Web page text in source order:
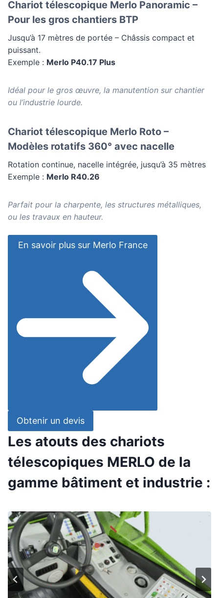
Chariot télescopique Merlo Panoramic –
Pour les gros chantiers BTP
Jusqu’à 17 mètres de portée – Châssis compact et
puissant.
Exemple : Merlo P40.17 Plus
Idéal pour le gros œuvre, la manutention sur chantier
ou l’industrie lourde.
Chariot télescopique Merlo Roto –
Modèles rotatifs 360° avec nacelle
Rotation continue, nacelle intégrée, jusqu’à 35 mètres
Exemple : Merlo R40.26
Parfait pour la charpente, les structures métalliques,
ou les travaux en hauteur.
En savoir plus sur Merlo France
Obtenir un devis
Les atouts des chariots
télescopiques MERLO de la
gamme bâtiment et industrie :